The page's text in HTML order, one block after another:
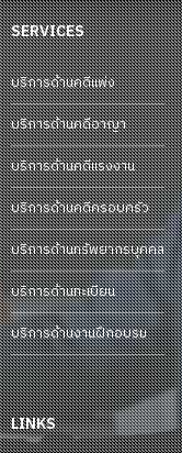
SERVICES
บริการด้านคดีแพ่ง
บริการด้านคดีอาญา
บริการด้านคดีแรงงาน
บริการด้านคดีครอบครัว
บริการด้านทรัพยากรบุคคล
บริการด้านทะเบียน
บริการด้านงานฝึกอบรม
LINKS